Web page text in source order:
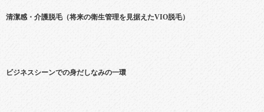
清潔感・介護脱毛（将来の衛生管理を見据えたVIO脱毛）
ビジネスシーンでの身だしなみの一環